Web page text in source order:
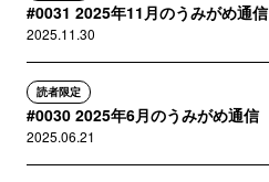
#0031 2025年11月のうみがめ通信
2025.11.30
読者限定
#0030 2025年6月のうみがめ通信
2025.06.21